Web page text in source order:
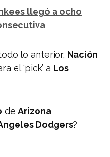
llegó a ocho
lo anterior, Nación
el ‘pick’ a Los
deArizona
Dodgers?